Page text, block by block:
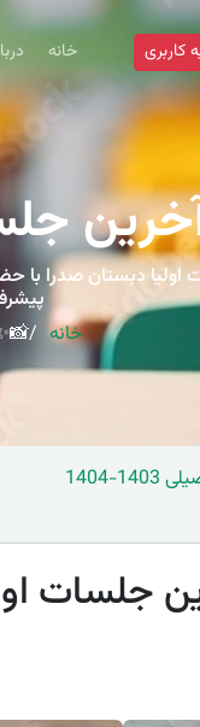
کاربری خانه
تحصیلی 1403، جلسات
خانه
1404
اولیا